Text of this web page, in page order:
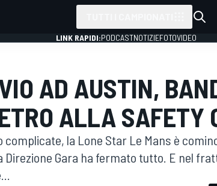
LINK RAPIDI:PODCASTNOTIZIEFOTOVIDEO
AD AUSTIN,
ALLA SAFETY
complicate, la Lone Star Le Mans è
Direzione Gara ha fermato tutto. E nel